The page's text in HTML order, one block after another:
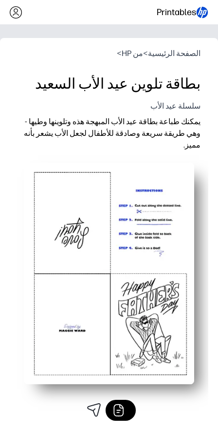
Printables
الصفحة الرئيسية>من HP >
بطاقة تلوين عيد الأب السعيد
سلسلة عيد الأب
يمكنك طباعة بطاقة عيد الأب المبهجة هذه وتلوينها وطيها -
وهي طريقة سريعة وصادقة للأطفال لجعل الأب يشعر بأنه
مميز.
التخصيص الذي يحبه الأطفال - مساحة للرسومات والرسالة
رائع للمنزل أو الفصل الدراسي - نشاط مركزي سهل أو هدية
نتيجة جديرة بالتذكار - التصميم الجريء يحول فن الأطفال إلى